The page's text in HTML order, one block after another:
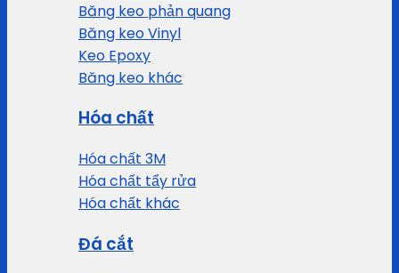
Băng keo phản quang
Băng keo Vinyl
Keo Epoxy
Băng keo khác
Hóa chất
Hóa chất 3M
Hóa chất tẩy rửa
Hóa chất khác
Đá cắt